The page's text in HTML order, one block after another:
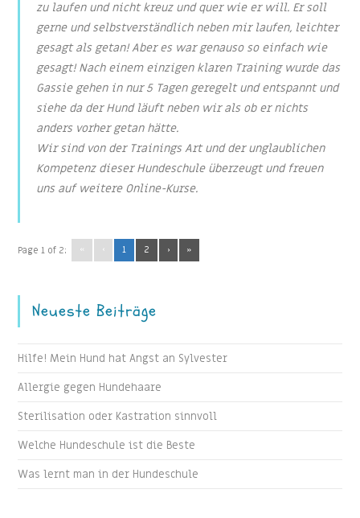
zu laufen und nicht kreuz und quer wie er will. Er soll
gerne und selbstverständlich neben mir laufen, leichter
gesagt als getan! Aber es war genauso so einfach wie
gesagt! Nach einem einzigen klaren Training wurde das
Gassie gehen in nur 5 Tagen geregelt und entspannt und
siehe da der Hund läuft neben wir als ob er nichts
anders vorher getan hätte.
Wir sind von der Trainings Art und der unglaublichen
Kompetenz dieser Hundeschule überzeugt und freuen
uns auf weitere Online-Kurse.
Page 1 of 2: « ‹ 1 2 › »
Neueste Beiträge
Hilfe! Mein Hund hat Angst an Sylvester
Allergie gegen Hundehaare
Sterilisation oder Kastration sinnvoll
Welche Hundeschule ist die Beste
Was lernt man in der Hundeschule